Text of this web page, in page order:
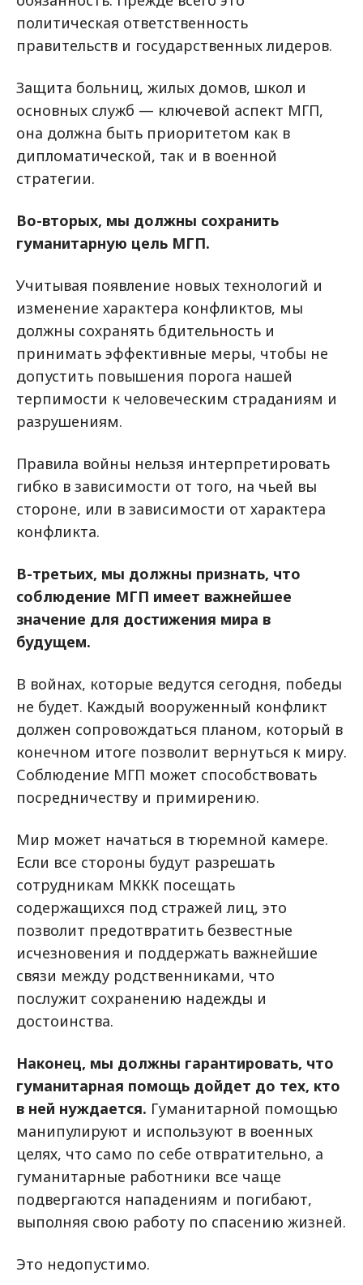
политическая ответственность
правительств и государственных лидеров.
Защита больниц, жилых домов, школ и
основных служб — ключевой аспект МГП,
она должна быть приоритетом как в
дипломатической, так и в военной
стратегии.
Во-вторых, мы должны сохранить
гуманитарную цель МГП.
Учитывая появление новых технологий и
изменение характера конфликтов, мы
должны сохранять бдительность и
принимать эффективные меры, чтобы не
допустить повышения порога нашей
терпимости к человеческим страданиям и
разрушениям.
Правила войны нельзя интерпретировать
гибко в зависимости от того, на чьей вы
стороне, или в зависимости от характера
конфликта.
В-третьих, мы должны признать, что
соблюдение МГП имеет важнейшее
значение для достижения мира в
будущем.
В войнах, которые ведутся сегодня, победы
не будет. Каждый вооруженный конфликт
должен сопровождаться планом, который в
конечном итоге позволит вернуться к миру.
Соблюдение МГП может способствовать
посредничеству и примирению.
Мир может начаться в тюремной камере.
Если все стороны будут разрешать
сотрудникам МККК посещать
содержащихся под стражей лиц, это
позволит предотвратить безвестные
исчезновения и поддержать важнейшие
связи между родственниками, что
послужит сохранению надежды и
достоинства.
Наконец, мы должны гарантировать, что
гуманитарная помощь дойдет до тех, кто
в ней нуждается. Гуманитарной помощью
манипулируют и используют в военных
целях, что само по себе отвратительно, а
гуманитарные работники все чаще
подвергаются нападениям и погибают,
выполняя свою работу по спасению жизней.
Это недопустимо.